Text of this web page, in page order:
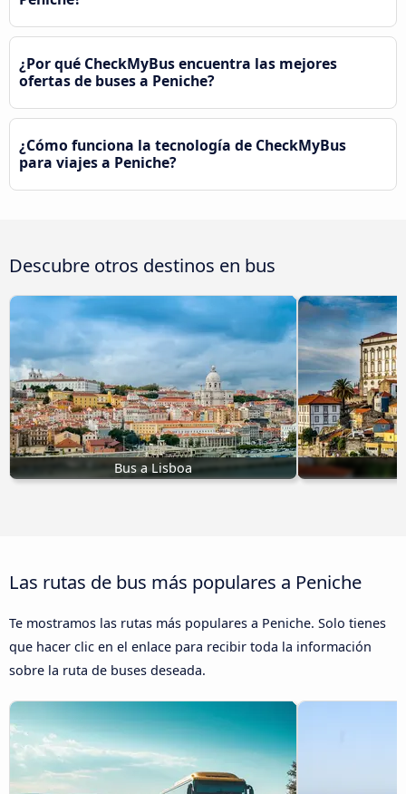
¿Por qué CheckMyBus encuentra las mejores
ofertas de buses a Peniche?
¿Cómo funciona la tecnología de CheckMyBus
para viajes a Peniche?
Descubre otros destinos en bus
Bus a Lisboa
Las rutas de bus más populares a Peniche
Te mostramos las rutas más populares a Peniche. Solo tienes
que hacer clic en el enlace para recibir toda la información
sobre la ruta de buses deseada.